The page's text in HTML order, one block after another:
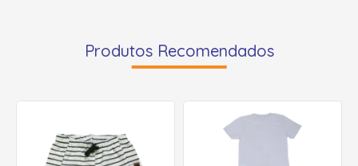
Produtos Recomendados